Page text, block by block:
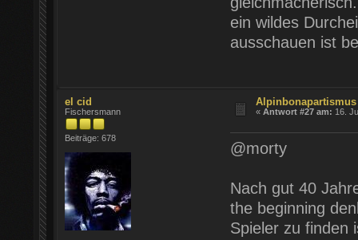
ein wildes
ausschauen ist
el cid
Fischersmann
Beiträge: 678
Alpinbonapartismus
«Antwort #27 am: 16.
@morty
Nach gut 40
the beginning
Spieler zu finden